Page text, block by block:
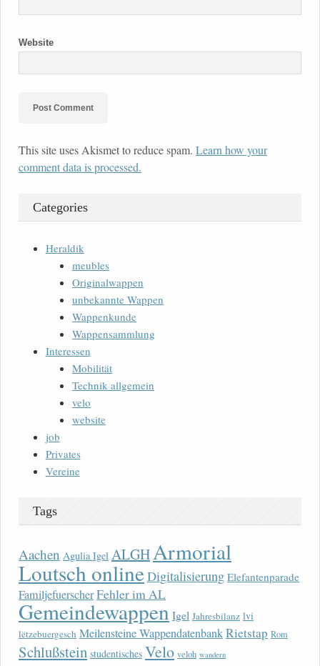
Website
This site uses Akismet to reduce spam. Learn how your
comment data is processed.
Categories
Heraldik
meubles
Originalwappen
unbekannte Wappen
Wappenkunde
Wappensammlung
Interessen
Mobilität
Technik allgemein
velo
website
job
Privates
Vereine
Tags
Aachen Agulia Igel ALGH Armorial
Loutsch onlineDigitalisierung Elefantenparade
FamiljefuerscherFehler im AL
Gemeindewappen Igel Jahresbilanz lvi
lëtzebuergesch Meilensteine WappendatenbankRietstap Rom
Schlußstein studentisches Velo veloh wandern